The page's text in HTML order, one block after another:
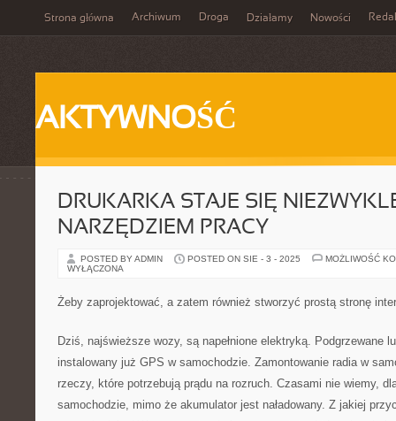
Strona główna Archiwum Droga Działamy Nowości
AKTYWNOŚĆ
DRUKARKA STAJE SIĘ
NARZĘDZIEM PRACY
POSTED BY ADMIN POSTED ON SIE - 3 - 2025
MOŻLIWOŚĆ
WYŁĄCZONA
Żeby zaprojektować, a zatem również stworzyć prostą stronę
Dziś, najświeższe wozy, są napełnione elektryką. Podgrzewane
instalowany już GPS w samochodzie. Zamontowanie radia w
rzeczy, które potrzebują prądu na rozruch. Czasami nie wiemy,
samochodzie, mimo że akumulator jest naładowany. Z jakiej